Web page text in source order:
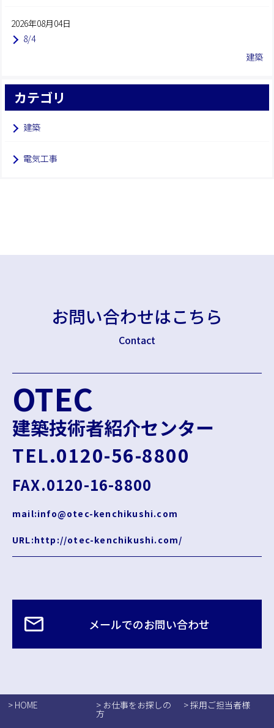
2026年08月04日
8/4
建築
カテゴリ
建築
電気工事
お問い合わせはこちら
Contact
OTEC
建築技術者紹介センター
TEL.0120-56-8800
FAX.0120-16-8800
mail:info@otec-kenchikushi.com
URL:http://otec-kenchikushi.com/
メールでのお問い合わせ
> HOME > お仕事をお探しの
方
> 採用ご担当者様